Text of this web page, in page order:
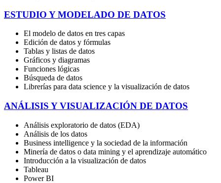
ESTUDIO Y MODELADO DE DATOS
El modelo de datos en tres capas
Edición de datos y fórmulas
Tablas y listas de datos
Gráficos y diagramas
Funciones lógicas
Búsqueda de datos
Librerías para data science y la visualización de datos
ANÁLISIS Y VISUALIZACIÓN DE DATOS
Análisis exploratorio de datos (EDA)
Análisis de los datos
Business intelligence y la sociedad de la información
Minería de datos o data mining y el aprendizaje automático
Introducción a la visualización de datos
Tableau
Power BI